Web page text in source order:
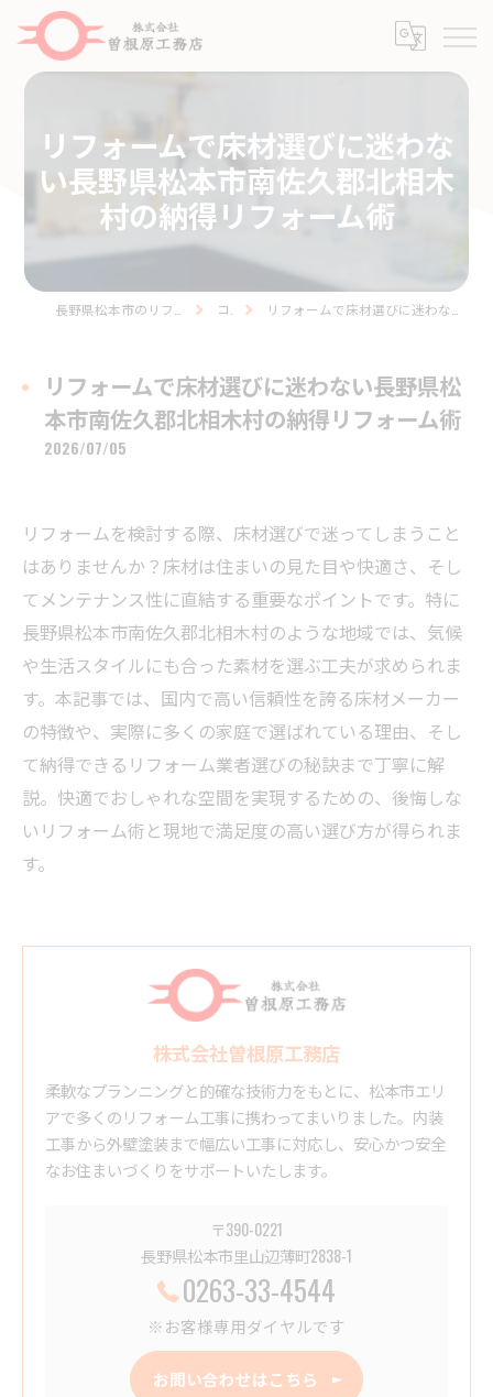
リフォームで床材選びに迷わな
い長野県松本市南佐久郡北相木
村の納得リフォーム術
コラム リフォームで床材選びに迷わない長野県松本市南佐久郡北相木村の納得リフォーム術
リフォームで床材選びに迷わない長野県松
本市南佐久郡北相木村の納得リフォーム術
2026/07/05
リフォームを検討する際、床材選びで迷ってしまうこと
はありませんか？床材は住まいの見た目や快適さ、そし
てメンテナンス性に直結する重要なポイントです。特に
長野県松本市南佐久郡北相木村のような地域では、気候
や生活スタイルにも合った素材を選ぶ工夫が求められま
す。本記事では、国内で高い信頼性を誇る床材メーカー
の特徴や、実際に多くの家庭で選ばれている理由、そし
て納得できるリフォーム業者選びの秘訣まで丁寧に解
説。快適でおしゃれな空間を実現するための、後悔しな
いリフォーム術と現地で満足度の高い選び方が得られま
す。
株式会社曽根原工務店
柔軟なプランニングと的確な技術力をもとに、松本市エリ
アで多くのリフォーム工事に携わってまいりました。内装
工事から外壁塗装まで幅広い工事に対応し、安心かつ安全
なお住まいづくりをサポートいたします。
〒390-0221
長野県松本市里山辺薄町2838-1
0263-33-4544
※お客様専用ダイヤルです
お問い合わせはこちら